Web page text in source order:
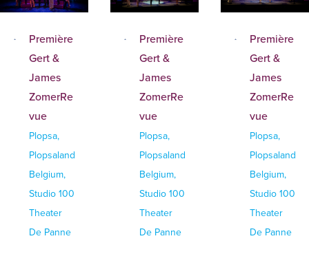
Première
Gert &
James
ZomerRe
vue
Plopsa,
Plopsaland
Belgium,
Studio 100
Theater
De Panne
Première
Gert &
James
ZomerRe
vue
Plopsa,
Plopsaland
Belgium,
Studio 100
Theater
De Panne
Première
Gert &
James
ZomerRe
vue
Plopsa,
Plopsaland
Belgium,
Studio 100
Theater
De Panne